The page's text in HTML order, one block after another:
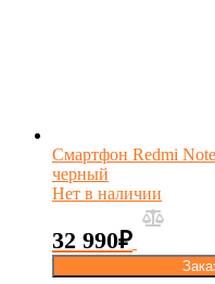
Смартфон Redmi
черный
Нет в наличии
32 990₽